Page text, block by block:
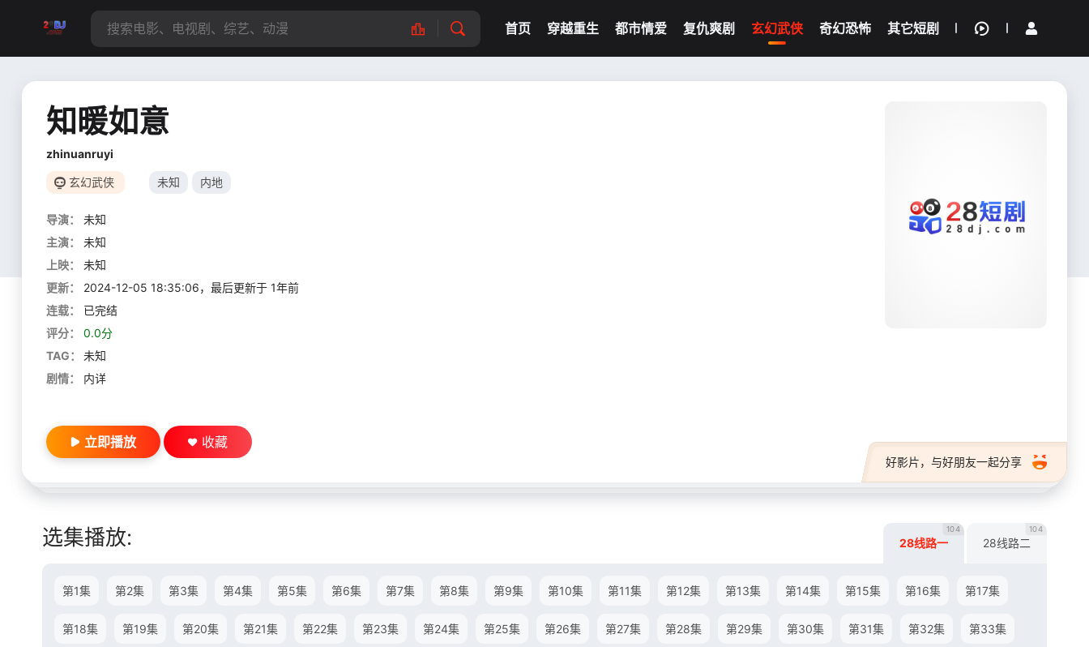
首页 穿越重生 都市情爱 复仇爽剧 玄幻武侠 奇幻恐怖 其它短剧
我的观影记录
知暖如意
zhinuanruyi
玄幻武侠 未知 内地
导演：
未知
主演：
未知
上映：
未知
更新：
2024-12-05 18:35:06，最后更新于 1年前
连载：
已完结
评分：
0.0分
TAG：
未知
剧情：
内详
好影片，与好朋友一起分享
立即播放 收藏
选集播放: 28线路一
104
28线路二
104
第1集 第2集 第3集 第4集 第5集 第6集 第7集 第8集 第9集 第10集 第11集 第12集 第13集 第14集 第15集 第16集 第17集
第18集 第19集 第20集 第21集 第22集 第23集 第24集 第25集 第26集 第27集 第28集 第29集 第30集 第31集 第32集 第33集